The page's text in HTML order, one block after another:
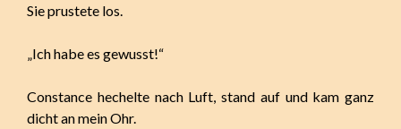
Sie prustete los.
„Ich habe es gewusst!“
Constance hechelte nach Luft, stand auf und kam ganz
dicht an mein Ohr.